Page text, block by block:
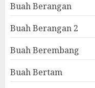
Buah Berangan
Buah Berangan 2
Buah Berembang
Buah Bertam